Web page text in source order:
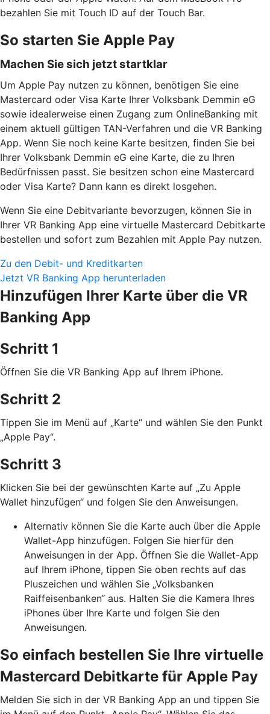
bezahlen Sie mit Touch ID auf der Touch Bar.
So starten Sie Apple Pay
Machen Sie sich jetzt startklar
Um Apple Pay nutzen zu können, benötigen Sie eine
Mastercard oder Visa Karte Ihrer Volksbank Demmin eG
sowie idealerweise einen Zugang zum OnlineBanking mit
einem aktuell gültigen TAN-Verfahren und die VR Banking
App. Wenn Sie noch keine Karte besitzen, finden Sie bei
Ihrer Volksbank Demmin eG eine Karte, die zu Ihren
Bedürfnissen passt. Sie besitzen schon eine Mastercard
oder Visa Karte? Dann kann es direkt losgehen.
Wenn Sie eine Debitvariante bevorzugen, können Sie in
Ihrer VR Banking App eine virtuelle Mastercard Debitkarte
bestellen und sofort zum Bezahlen mit Apple Pay nutzen.
Zu den Debit- und Kreditkarten
Jetzt VR Banking App herunterladen
Hinzufügen Ihrer Karte über die VR
Banking App
Schritt 1
Öffnen Sie die VR Banking App auf Ihrem iPhone.
Schritt 2
Tippen Sie im Menü auf „Karte“ und wählen Sie den Punkt
„Apple Pay“.
Schritt 3
Klicken Sie bei der gewünschten Karte auf „Zu Apple
Wallet hinzufügen“ und folgen Sie den Anweisungen.
Alternativ können Sie die Karte auch über die Apple
Wallet-App hinzufügen. Folgen Sie hierfür den
Anweisungen in der App. Öffnen Sie die Wallet-App
auf Ihrem iPhone, tippen Sie oben rechts auf das
Pluszeichen und wählen Sie „Volksbanken
Raiffeisenbanken“ aus. Halten Sie die Kamera Ihres
iPhones über Ihre Karte und folgen Sie den
Anweisungen.
So einfach bestellen Sie Ihre virtuelle
Mastercard Debitkarte für Apple Pay
Melden Sie sich in der VR Banking App an und tippen Sie